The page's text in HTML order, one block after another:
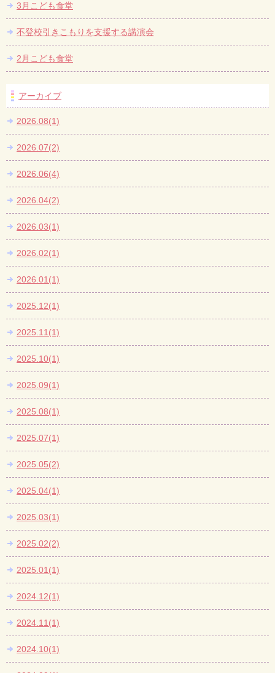
3月こども食堂
不登校引きこもりを支援する講演会
2月こども食堂
アーカイブ
2026.08(1)
2026.07(2)
2026.06(4)
2026.04(2)
2026.03(1)
2026.02(1)
2026.01(1)
2025.12(1)
2025.11(1)
2025.10(1)
2025.09(1)
2025.08(1)
2025.07(1)
2025.05(2)
2025.04(1)
2025.03(1)
2025.02(2)
2025.01(1)
2024.12(1)
2024.11(1)
2024.10(1)